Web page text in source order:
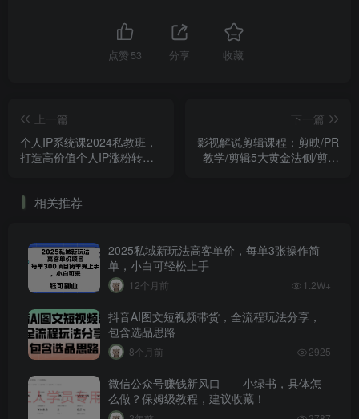
点赞 53 分享 收藏
上一篇
个人IP系统课2024私教班，
打造高价值个人IP涨粉转化
下一篇
影视解说剪辑课程：剪映/PR
教学/剪辑5大黄金法侧/剪辑
相关推荐
2025私域新玩法高客单价，每单3张操作简
单，小白可轻松上手
12个月前 1.2W+
抖音AI图文短视频带货，全流程玩法分享，
包含选品思路
8个月前 2925
微信公众号赚钱新风口——小绿书，具体怎
么做？保姆级教程，建议收藏！